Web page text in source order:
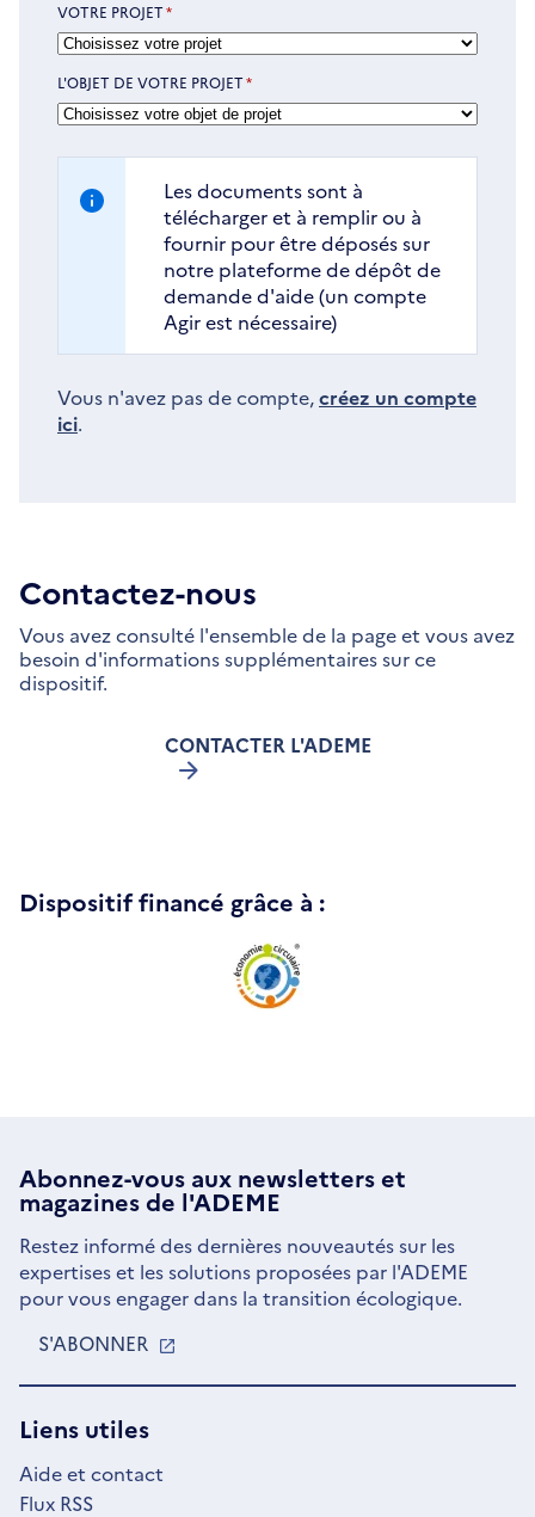
VOTRE PROJET*
L'OBJET DE VOTRE PROJET*
Les documents sont à
télécharger et à remplir ou à
fournir pour être déposés sur
notre plateforme de dépôt de
demande d'aide (un compte
Agir est nécessaire)
Vous n'avez pas de compte,créez un compte
ici.
Contactez-nous
Vous avez consulté l'ensemble de la page et vous avez
besoin d'informations supplémentaires sur ce
dispositif.
CONTACTER L'ADEME
Dispositif financé grâce à :
Abonnez-vous aux newsletterset
magazines de l'ADEME
Restez informé des dernières nouveautés sur les
expertises et les solutions proposées par l'ADEME
pour vous engager dans la transition écologique.
S'ABONNER
UNE
Liens utiles
Aide et contact
Flux RSS